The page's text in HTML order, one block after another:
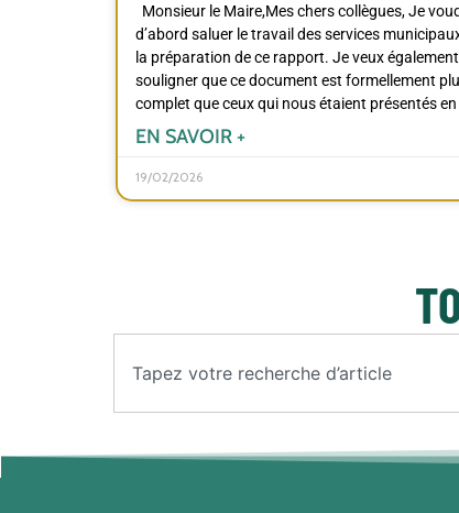
Monsieur le Maire,Mes chers collègues, Je
d’abord saluer le travail des services
la préparation de ce rapport. Je veux également
souligner que ce document est formellement
complet que ceux qui nous étaient présentés en
EN SAVOIR +
19/02/2026